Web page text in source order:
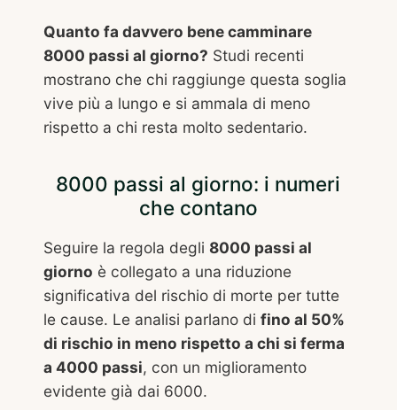
Quanto fa davvero bene camminare
8000 passi al giorno? Studi recenti
mostrano che chi raggiunge questa soglia
vive più a lungo e si ammala di meno
rispetto a chi resta molto sedentario.
8000 passi al giorno: i numeri
che contano
Seguire la regola degli 8000 passi al
giorno è collegato a una riduzione
significativa del rischio di morte per tutte
le cause. Le analisi parlano di fino al 50%
di rischio in meno rispetto a chi si ferma
a 4000 passi, con un miglioramento
evidente già dai 6000.